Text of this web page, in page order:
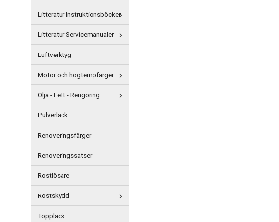
Litteratur Instruktionsböcker
Litteratur Servicemanualer
Luftverktyg
Motor och högtempfärger
Olja - Fett - Rengöring
Pulverlack
Renoveringsfärger
Renoveringssatser
Rostlösare
Rostskydd
Topplack